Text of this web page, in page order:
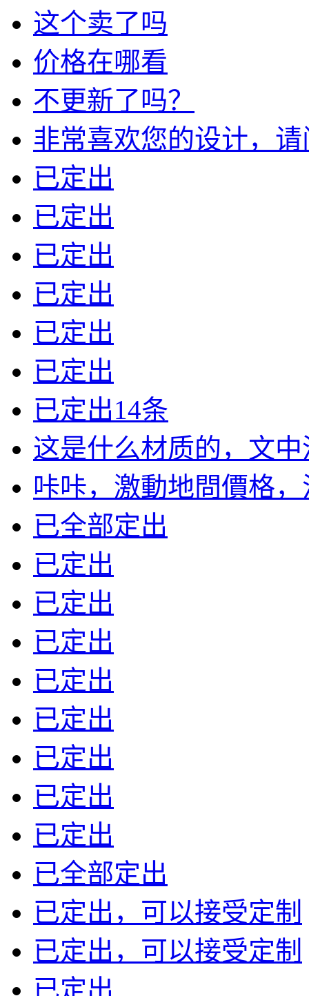
这个卖了吗
价格在哪看
不更新了吗？
非常喜欢您的设计，请
已定出
已定出
已定出
已定出
已定出
已定出
已定出14条
这是什么材质的，文中
咔咔，激動地問價格，
已全部定出
已定出
已定出
已定出
已定出
已定出
已定出
已定出
已定出
已全部定出
已定出，可以接受定制
已定出，可以接受定制
已定出